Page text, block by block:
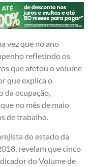
vez que no ano
refletindo os
que afetou o volume
que explica o
ocupação,
no mês de maio
de trabalho.
do estado da
revelam que cinco
do Volume de